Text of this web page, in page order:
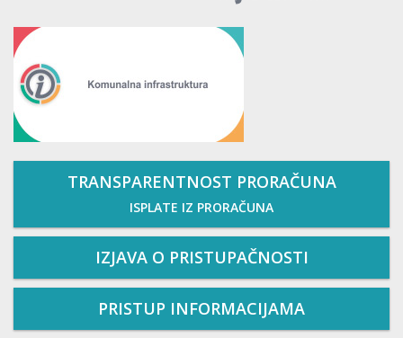
TRANSPARENTNOST PRORAČUNA
ISPLATE IZ PRORAČUNA
IZJAVA O PRISTUPAČNOSTI
PRISTUP INFORMACIJAMA